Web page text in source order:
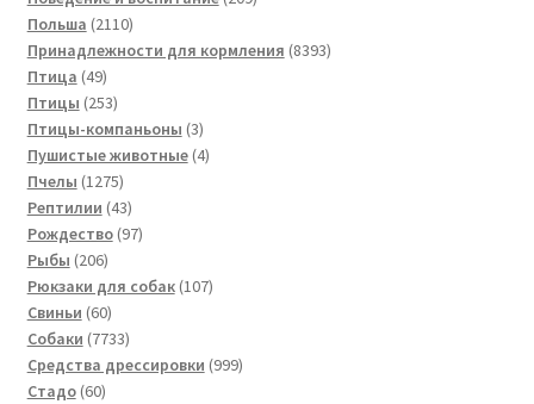
Польша 21102110
товаров
Принадлежности для кормления 83938393
Птица 4949
товаров
Птицы 253253
товара
Птицы-компаньоны 33
товара
Пушистые животные 44
Пчелы 12751275
товаров
Рептилии 4343
товара
Рождество 9797
Рыбы 206206
товаров
Рюкзаки для собак 107107
Свиньи 6060
товаров
Собаки 77337733
товара
Средства дрессировки 999999
Стадо 6060